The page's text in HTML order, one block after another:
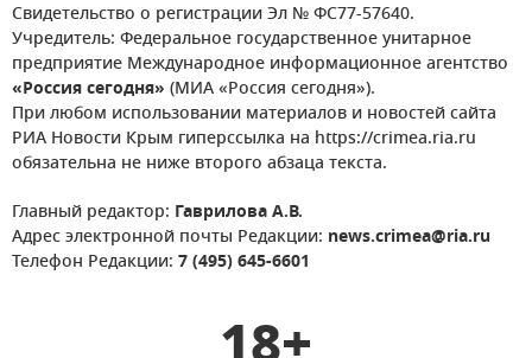
Свидетельство о регистрации Эл № ФС77-57640.
Учредитель: Федеральное государственное унитарное
предприятие Международное информационное агентство
«Россия сегодня» (МИА «Россия сегодня»).
При любом использовании материалов и новостей сайта
РИА Новости Крым гиперссылка на https://crimea.ria.ru
обязательна не ниже второго абзаца текста.
Главный редактор: Гаврилова А.В.
Адрес электронной почты Редакции: news.crimea@ria.ru
Телефон Редакции: 7 (495) 645-6601